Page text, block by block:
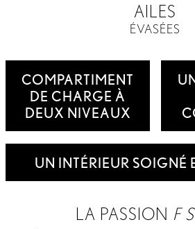
AILES
ÉVASÉES
COMPARTIMENT
DE CHARGE À
DEUX NIVEAUX
UN INTÉRIEUR SOIGNÉ
LA PASSION F